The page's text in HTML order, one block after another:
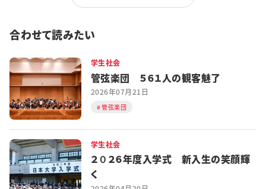
合わせて読みたい
学生社会
管弦楽団 ５６１人の観客魅了
2026年07月21日
管弦楽団
学生社会
２０２６年度入学式 新入生の笑顔輝
く